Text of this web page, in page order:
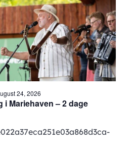
i Mariehaven – 2 dage
24, 2026